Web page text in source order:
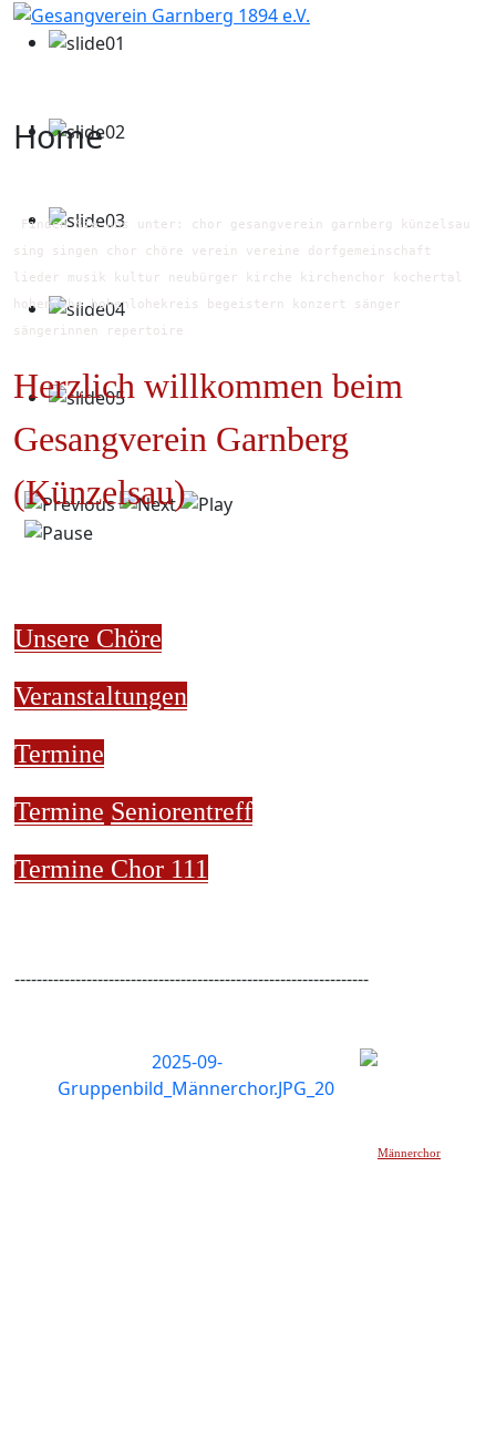
Home
Finden Sie uns unter: chor gesangverein garnberg künzelsau
sing singen chor chöre verein vereine dorfgemeinschaft
lieder musik kultur neubürger kirche kirchenchor kochertal
hohenlohe hohenlohekreis begeistern konzert sänger
sängerinnen repertoire
Herzlich willkommen beim
Gesangverein Garnberg
(Künzelsau)
Unsere Chöre
Veranstaltungen
Termine
Termine Seniorentreff
Termine Chor 111
----------------------------------------------------------------
Männerchor